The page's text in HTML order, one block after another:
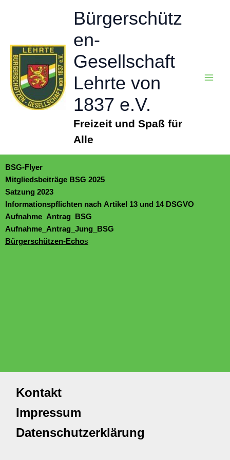
Bürgerschütz
en-
Gesellschaft
Lehrte von
1837 e.V.
Freizeit und Spaß für
Alle
BSG-Flyer
Mitgliedsbeiträge BSG 2025
Satzung 2023
Informationspflichten nach Artikel 13 und 14 DSGVO
Aufnahme_Antrag_BSG
Aufnahme_Antrag_Jung_BSG
Bürgerschützen-Echos
Kontakt
Impressum
Datenschutzerklärung